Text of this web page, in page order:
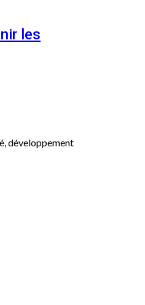
les
développement